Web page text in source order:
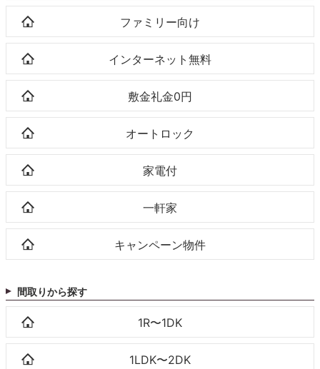
ファミリー向け
インターネット無料
敷金礼金0円
オートロック
家電付
一軒家
キャンペーン物件
間取りから探す
1R〜1DK
1LDK〜2DK